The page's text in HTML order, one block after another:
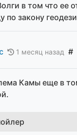
в том что ее
по закону
1 месяц назад #
Камы еще в